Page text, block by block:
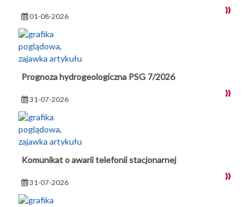
01-08-2026
Prognoza hydrogeologiczna PSG 7/2026
31-07-2026
Komunikat o awarii telefonii stacjonarnej
31-07-2026